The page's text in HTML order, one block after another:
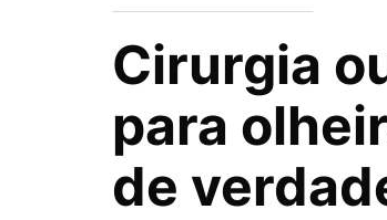
Cirurgia
para
de